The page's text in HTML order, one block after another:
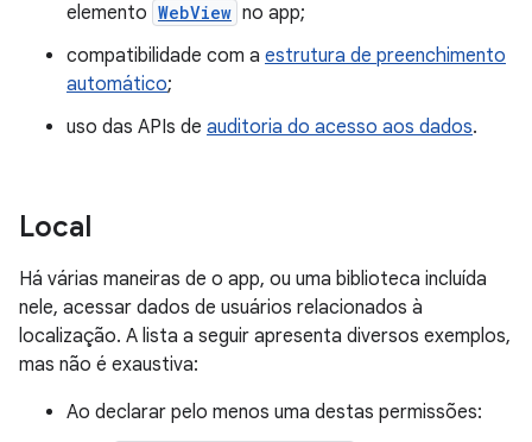
elemento WebView no app;
compatibilidade com a estrutura de preenchimento
automático;
uso das APIs de auditoria do acesso aos dados.
Local
Há várias maneiras de o app, ou uma biblioteca incluída
nele, acessar dados de usuários relacionados à
localização. A lista a seguir apresenta diversos exemplos,
mas não é exaustiva:
Ao declarar pelo menos uma destas permissões: